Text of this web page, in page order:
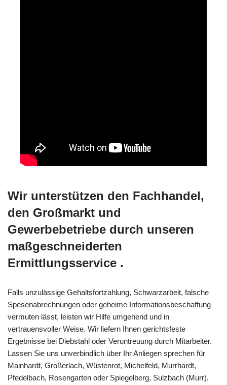
Wir unterstützen den Fachhandel,
den Großmarkt und
Gewerbebetriebe durch unseren
maßgeschneiderten
Ermittlungsservice .
Falls unzulässige Gehaltsfortzahlung, Schwarzarbeit, falsche
Spesenabrechnungen oder geheime Informationsbeschaffung
vermuten lässt, leisten wir Hilfe umgehend und in
vertrauensvoller Weise. Wir liefern Ihnen gerichtsfeste
Ergebnisse bei Diebstahl oder Veruntreuung durch Mitarbeiter.
Lassen Sie uns unverbindlich über Ihr Anliegen sprechen für
Mainhardt, Großerlach, Wüstenrot, Michelfeld, Murrhardt,
Pfedelbach, Rosengarten oder Spiegelberg, Sulzbach (Murr),